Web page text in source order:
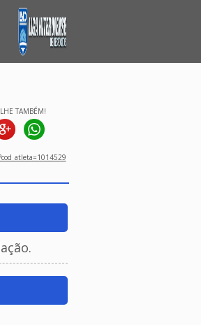
TAMBÉM!